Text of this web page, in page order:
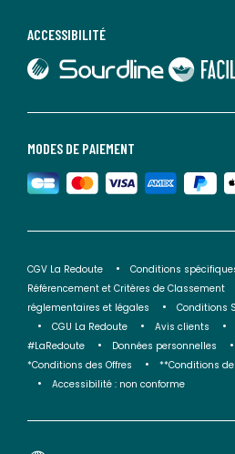
MODES DE PAIEMENT
ACCESSIBILITÉ
lien vers Sourdline
lien vers Faciliti
CGV La Redoute
Conditions
Référencement et Critères de Classement
réglementaires et légales
Conditions
CGU La Redoute
Avis clients
#LaRedoute
Données personnelles
*Conditions des Offres
**Conditions
Accessibilité : non conforme